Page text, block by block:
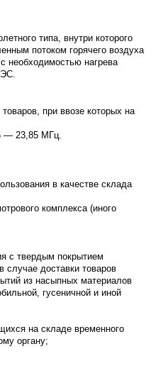
типа, внутри которого
потоком горячего воздуха
необходимостью нагрева
при ввозе которых на
— 23,85 МГц.
в качестве склада
комплекса (иного
с твердым покрытием
доставки товаров
из насыпных материалов
гусеничной и иной
на складе временного
органу;